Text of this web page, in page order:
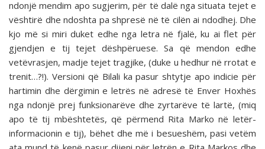
ndonjë mendim apo sugjerim, për të dalë nga situata tejet e
vështirë dhe ndoshta pa shpresë në të cilën ai ndodhej. Dhe
kjo më si miri duket edhe nga letra në fjalë, ku ai flet për
gjendjen e tij tejet dëshpëruese. Sa që mendon edhe
vetëvrasjen, madje tejet tragjike, (duke u hedhur në rrotat e
trenit…?!). Versioni që Bilali ka pasur shtytje apo indicie për
hartimin dhe dërgimin e letrës në adresë të Enver Hoxhës
nga ndonjë prej funksionarëve dhe zyrtarëve të lartë, (miq
apo të tij mbështetës, që përmend Rita Marko në letër-
informacionin e tij), bëhet dhe më i besueshëm, pasi vetëm